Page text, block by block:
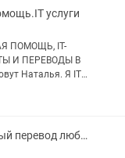
услуги
ПОМОЩЬ, IT-
И ПЕРЕВОДЫ В
работы
Профессиональный перевод любых документов